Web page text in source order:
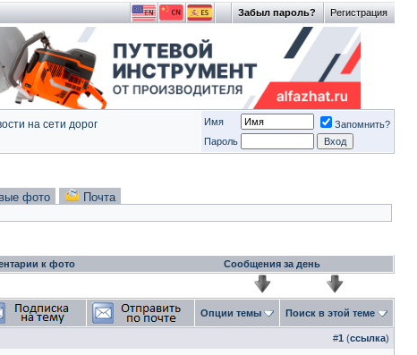
Регистрация
Забыл пароль?
на сети дорог Имя
Запомнить?
Пароль
фото Почта
к фото Сообщения за день
Опции темы Поиск в этой теме
#1 (ссылка)